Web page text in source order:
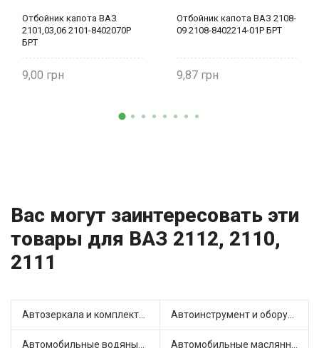
Отбойник капота ВАЗ
2101,03,06 2101-8402070Р
БРТ
9,00
Отбойник капота ВАЗ 2108-
09 2108-8402214-01Р БРТ
9,87
Вас могут заинтересовать эти
товары для ВАЗ 2112, 2110,
2111
Автозеркала и комплектующие (4) Автоинструмент и оборудование (3)
Автомобильные водяные насосы (9) Автомобильные маслянные насосы (4)